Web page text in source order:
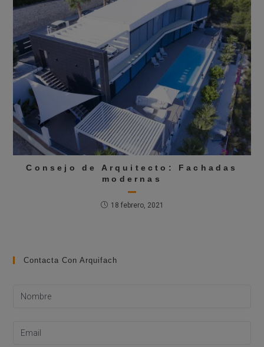
Consejo de Arquitecto: Fachadas
modernas
18 febrero, 2021
Contacta Con Arquifach